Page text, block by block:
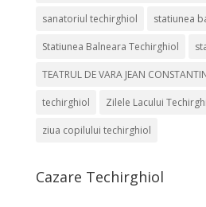
sanatoriul techirghiol statiunea
Statiunea Balneara Techirghiol
TEATRUL DE VARA JEAN
techirghiol Zilele Lacului
ziua copilului techirghiol
Cazare Techirghiol